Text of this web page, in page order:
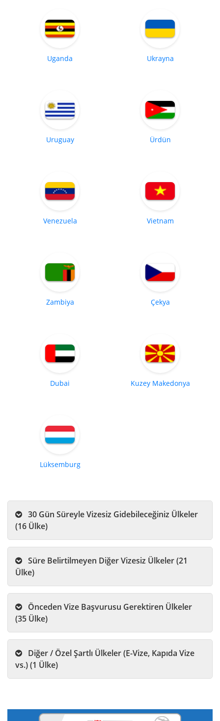
Uganda Ukrayna
Uruguay Ürdün
Venezuela Vietnam
Zambiya Çekya
Dubai Kuzey Makedonya
Lüksemburg
(16 Ülke)
Ülke)
(35 Ülke)
vs.) (1 Ülke)